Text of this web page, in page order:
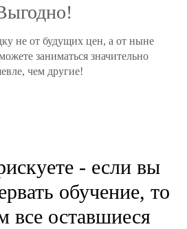
не от будущих цен, а от ныне
заниматься значительно
чем другие!
- если вы
обучение, то
все оставшиеся